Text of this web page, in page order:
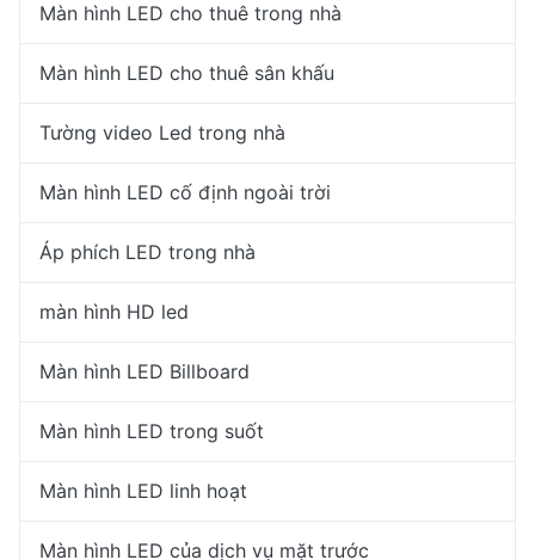
Màn hình LED cho thuê trong nhà
Màn hình LED cho thuê sân khấu
Tường video Led trong nhà
Màn hình LED cố định ngoài trời
Áp phích LED trong nhà
màn hình HD led
Màn hình LED Billboard
Màn hình LED trong suốt
Màn hình LED linh hoạt
Màn hình LED của dịch vụ mặt trước